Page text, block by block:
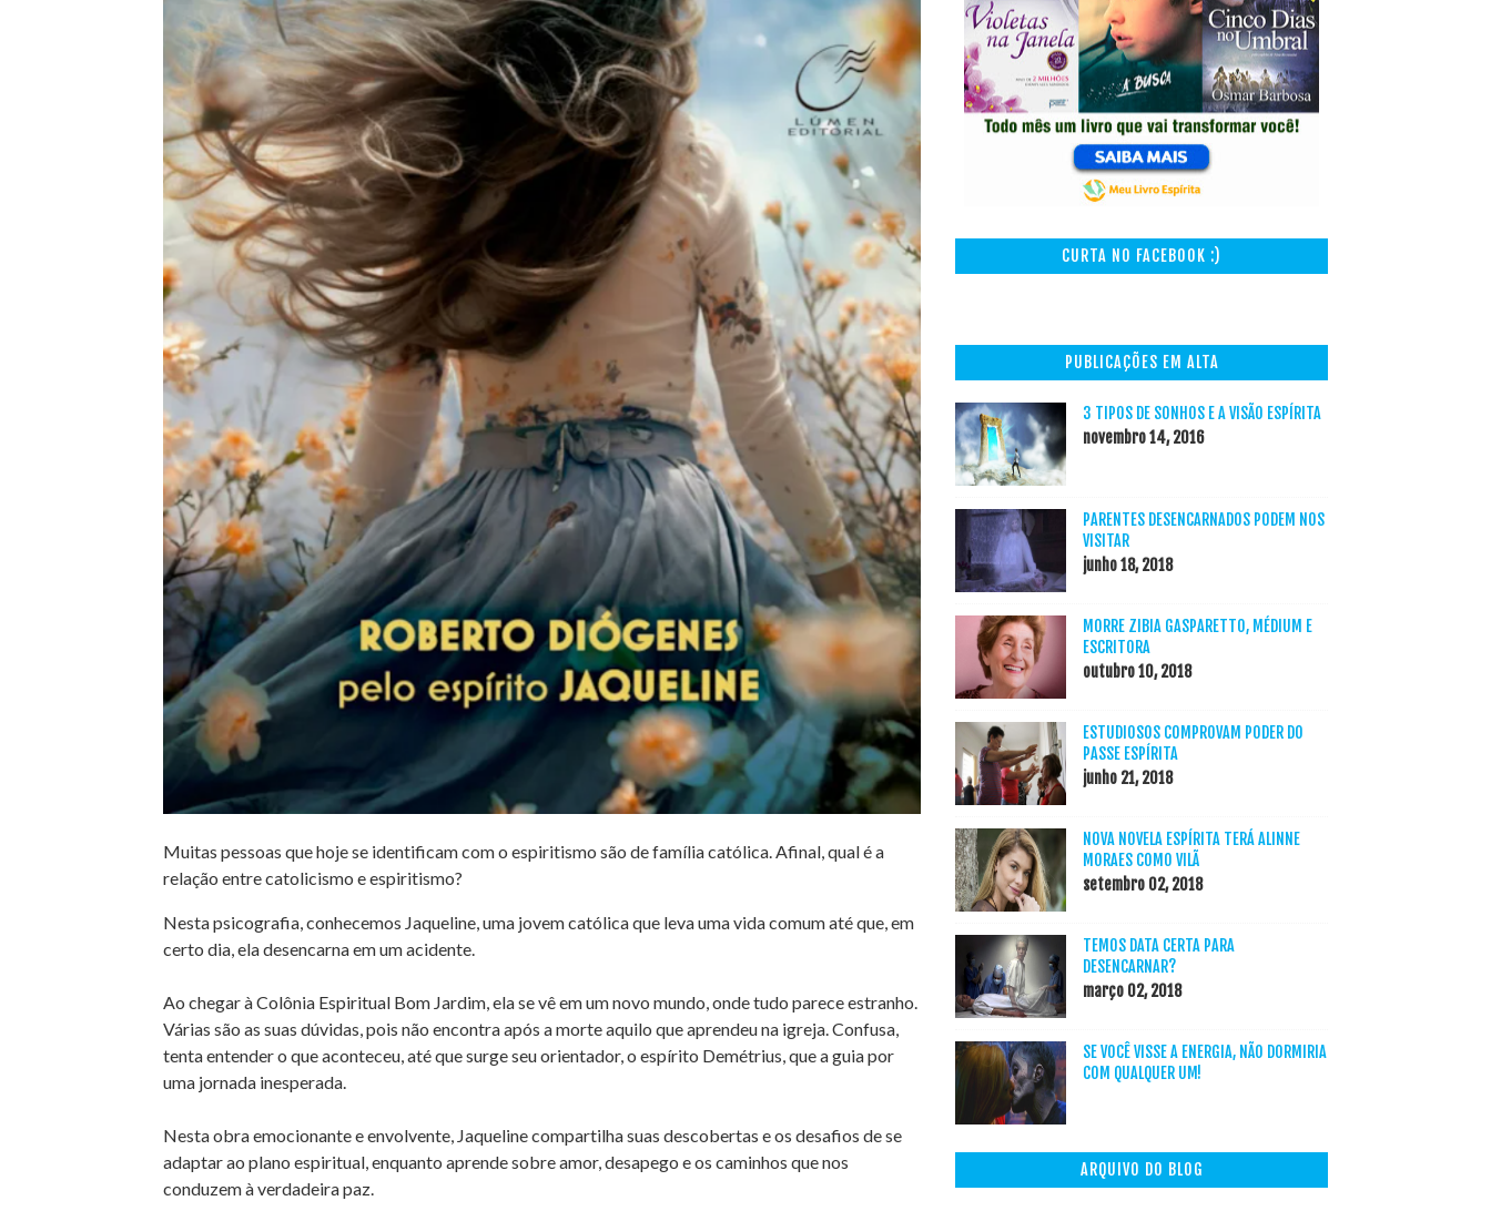
Muitas pessoas que hoje se identificam com o espiritismo são de família católica. Afinal, qual é a
relação entre catolicismo e espiritismo?
Nesta psicografia, conhecemos Jaqueline, uma jovem católica que leva uma vida comum até que, em
certo dia, ela desencarna em um acidente.
Ao chegar à Colônia Espiritual Bom Jardim, ela se vê em um novo mundo, onde tudo parece estranho.
Várias são as suas dúvidas, pois não encontra após a morte aquilo que aprendeu na igreja. Confusa,
tenta entender o que aconteceu, até que surge seu orientador, o espírito Demétrius, que a guia por
uma jornada inesperada.
Nesta obra emocionante e envolvente, Jaqueline compartilha suas descobertas e os desafios de se
adaptar ao plano espiritual, enquanto aprende sobre amor, desapego e os caminhos que nos
conduzem à verdadeira paz.
CURTA NO FACEBOOK :)
PUBLICAÇÕES EM ALTA
3 TIPOS DE SONHOS E A VISÃO ESPÍRITA
novembro 14, 2016
PARENTES DESENCARNADOS PODEM NOS
VISITAR
junho 18, 2018
MORRE ZIBIA GASPARETTO, MÉDIUM E
ESCRITORA
outubro 10, 2018
ESTUDIOSOS COMPROVAM PODER DO
PASSE ESPÍRITA
junho 21, 2018
NOVA NOVELA ESPÍRITA TERÁ ALINNE
MORAES COMO VILÃ
setembro 02, 2018
TEMOS DATA CERTA PARA
DESENCARNAR?
março 02, 2018
SE VOCÊ VISSE A ENERGIA, NÃO DORMIRIA
COM QUALQUER UM!
ARQUIVO DO BLOG